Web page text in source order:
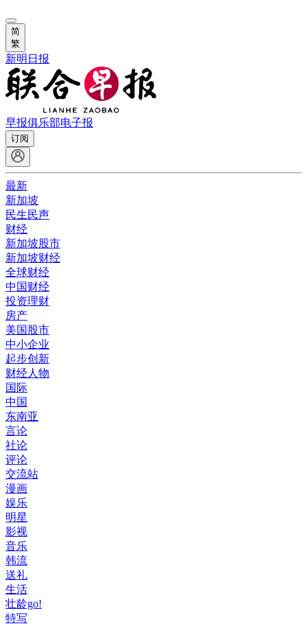
简
繁
新明日报
早报俱乐部电子报
订阅
最新
新加坡
民生民声
财经
新加坡股市
新加坡财经
全球财经
中国财经
投资理财
房产
美国股市
中小企业
起步创新
财经人物
国际
中国
东南亚
言论
社论
评论
交流站
漫画
娱乐
明星
影视
音乐
韩流
送礼
生活
壮龄go!
特写